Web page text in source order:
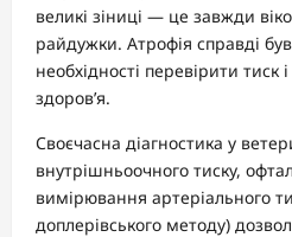
великі зіниці — це завжди
райдужки. Атрофія справді
необхідності перевірити тиск
здоров’я.
Своєчасна діагностика у
внутрішньоочного тиску,
вимірювання артеріального
доплерівського методу)